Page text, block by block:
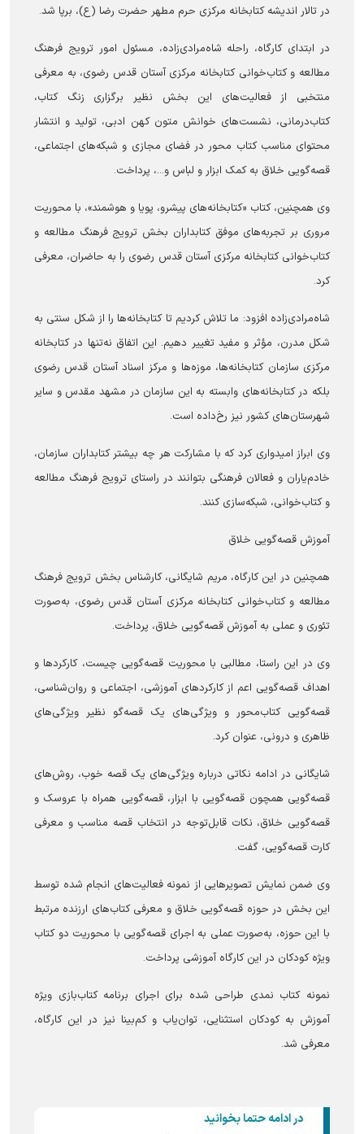
در تالار اندیشه کتابخانه مرکزی حرم مطهر حضرت رضا (ع)، برپا شد.
در ابتدای کارگاه، راحله شاه‌مرادی‌زاده، مسئول امور ترویج فرهنگ
مطالعه و کتاب‌خوانی کتابخانه مرکزی آستان قدس رضوی، به معرفی
منتخبی از فعالیت‌های این بخش نظیر برگزاری زنگ کتاب،
کتاب‌درمانی، نشست‌های خوانش متون کهن ادبی، تولید و انتشار
محتوای مناسب کتاب محور در فضای مجازی و شبکه‌های اجتماعی،
قصه‌گویی خلاق به کمک ابزار و لباس و...، پرداخت.
وی همچنین، کتاب «کتابخانه‌های پیشرو، پویا و هوشمند»، با محوریت
مروری بر تجربه‌های موفق کتابداران بخش ترویج فرهنگ مطالعه و
کتاب‌خوانی کتابخانه مرکزی آستان قدس رضوی را به حاضران، معرفی
کرد.
شاه‌مرادی‌زاده افزود: ما تلاش کردیم تا کتابخانه‌ها را از شکل سنتی به
شکل مدرن، مؤثر و مفید تغییر دهیم. این اتفاق نه‌تنها در کتابخانه
مرکزی سازمان کتابخانه‌ها، موزه‌ها و مرکز اسناد آستان قدس رضوی
بلکه در کتابخانه‌های وابسته به این سازمان در مشهد مقدس و سایر
شهرستان‌های کشور نیز رخ‌داده است.
وی ابراز امیدواری کرد که با مشارکت هر چه بیشتر کتابداران سازمان،
خادم‌یاران و فعالان فرهنگی بتوانند در راستای ترویج فرهنگ مطالعه
و کتاب‌خوانی، شبکه‌سازی کنند.
آموزش قصه‌گویی خلاق
همچنین در این کارگاه، مریم شایگانی، کارشناس بخش ترویج فرهنگ
مطالعه و کتاب‌خوانی کتابخانه مرکزی آستان قدس رضوی، به‌صورت
تئوری و عملی به آموزش قصه‌گویی خلاق، پرداخت.
وی در این راستا، مطالبی با محوریت قصه‌گویی چیست، کارکرد‌ها و
اهداف قصه‌گویی اعم از کارکرد‌های آموزشی، اجتماعی و روان‌شناسی،
قصه‌گویی کتاب‌محور و ویژگی‌های یک قصه‌گو نظیر ویژگی‌های
ظاهری و درونی، عنوان کرد.
شایگانی در ادامه نکاتی درباره ویژگی‌های یک قصه خوب، روش‌های
قصه‌گویی همچون قصه‌گویی با ابزار، قصه‌گویی همراه با عروسک و
قصه‌گویی خلاق، نکات قابل‌توجه در انتخاب قصه مناسب و معرفی
کارت قصه‌گویی، گفت.
وی ضمن نمایش تصویر‌هایی از نمونه فعالیت‌های انجام شده توسط
این بخش در حوزه قصه‌گویی خلاق و معرفی کتاب‌های ارزنده مرتبط
با این حوزه، به‌صورت عملی به اجرای قصه‌گویی با محوریت دو کتاب
ویژه کودکان در این کارگاه آموزشی پرداخت.
نمونه کتاب نمدی طراحی شده برای اجرای برنامه کتاب‌بازی ویژه
آموزش به کودکان استثنایی، توان‌یاب و کم‌بینا نیز در این کارگاه،
معرفی شد.
در ادامه حتما بخوانید